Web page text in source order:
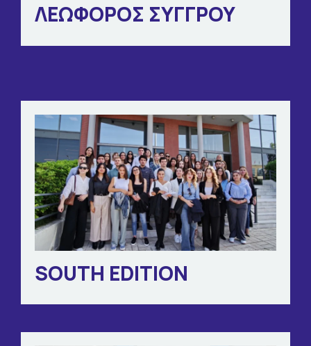
ΛΕΩΦΟΡΟΣ ΣΥΓΓΡΟΥ
SOUTH EDITION